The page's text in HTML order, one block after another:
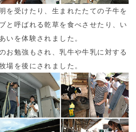
を受けたり、生まれたたての子牛を
と呼ばれる乾草を食べさせたり、い
いを体験されました。
お勉強もされ、乳牛や牛乳に対する
場を後にされました。